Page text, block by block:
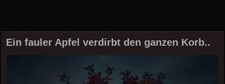
Ein fauler Apfel verdirbt den ganzen Korb..